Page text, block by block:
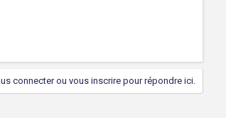
connecter ou vous inscrire pour répondre ici.